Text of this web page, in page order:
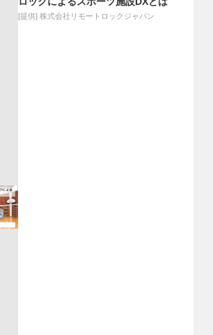
[提供] 株式会社リモートロックジャパン